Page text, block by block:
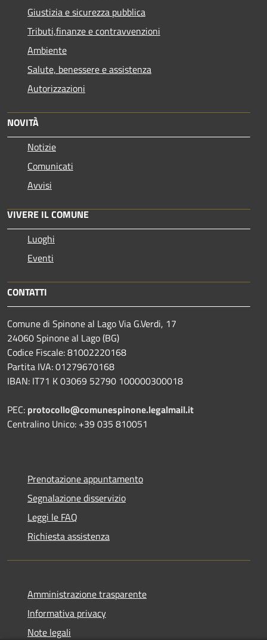
Giustizia e sicurezza pubblica
Tributi,finanze e contravvenzioni
Ambiente
Salute, benessere e assistenza
Autorizzazioni
NOVITÀ
Notizie
Comunicati
Avvisi
VIVERE IL COMUNE
Luoghi
Eventi
CONTATTI
Comune di Spinone al Lago Via G.Verdi, 17
24060 Spinone al Lago (BG)
Codice Fiscale: 81002220168
Partita IVA: 01279670168
IBAN: IT71 K 03069 52790 100000300018
PEC: protocollo@comunespinone.legalmail.it
Centralino Unico: +39 035 810051
Prenotazione appuntamento
Segnalazione disservizio
Leggi le FAQ
Richiesta assistenza
Amministrazione trasparente
Informativa privacy
Note legali